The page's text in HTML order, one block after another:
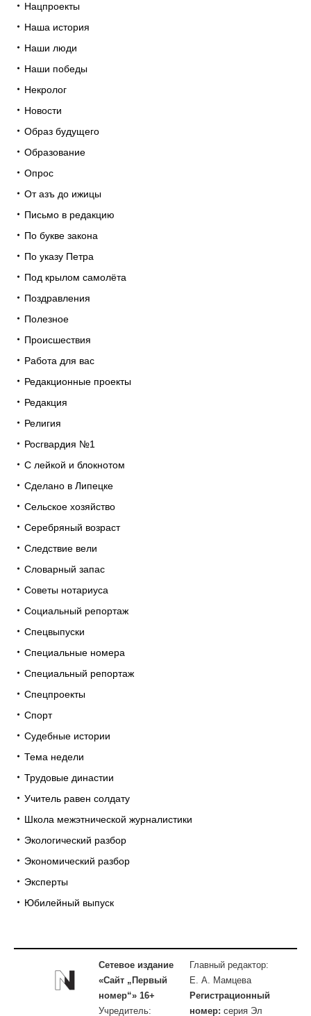
Нацпроекты
Наша история
Наши люди
Наши победы
Некролог
Новости
Образ будущего
Образование
Опрос
От азъ до ижицы
Письмо в редакцию
По букве закона
По указу Петра
Под крылом самолёта
Поздравления
Полезное
Происшествия
Работа для вас
Редакционные проекты
Редакция
Религия
Росгвардия №1
С лейкой и блокнотом
Сделано в Липецке
Сельское хозяйство
Серебряный возраст
Следствие вели
Словарный запас
Советы нотариуса
Социальный репортаж
Спецвыпуски
Специальные номера
Специальный репортаж
Спецпроекты
Спорт
Судебные истории
Тема недели
Трудовые династии
Учитель равен солдату
Школа межэтнической журналистики
Экологический разбор
Экономический разбор
Эксперты
Юбилейный выпуск
Сетевое издание
«Сайт „Первый
номер“» 16+
Учредитель:
Главный редактор:
Е. А. Мамцева
Регистрационный
номер: серия Эл